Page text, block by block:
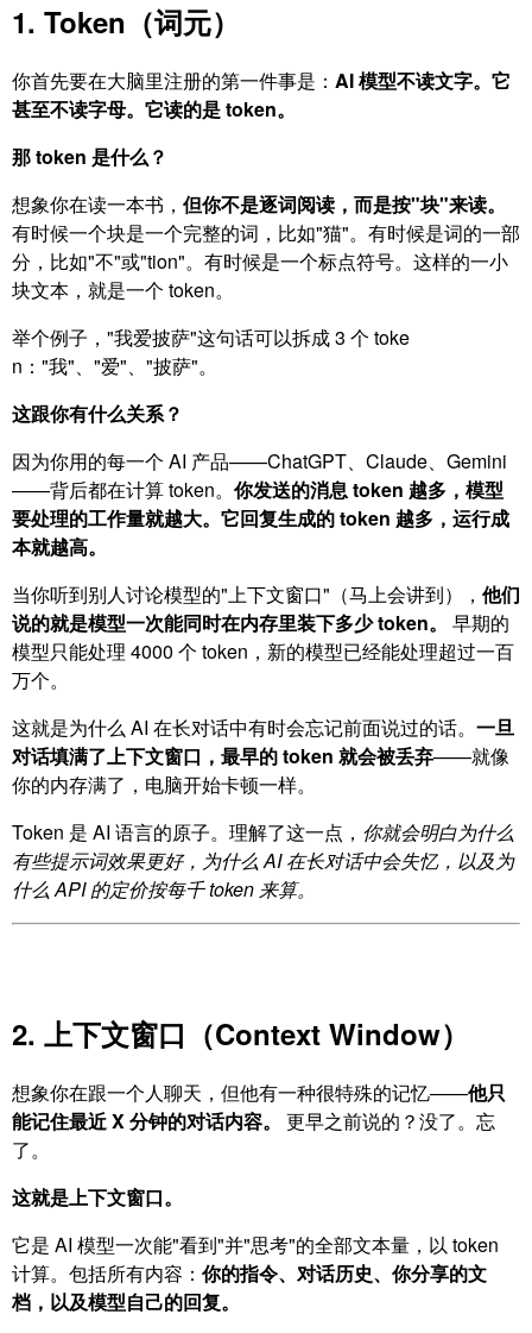
1. Token（词元）
你首先要在大脑里注册的第一件事是： AI 模型不读文字。它
甚至不读字母。它读的是 token。
那 token 是什么？
想象你在读一本书， 但你不是逐词阅读，而是按"块"来读。
有时候一个块是一个完整的词，比如"猫"。有时候是词的一部
分，比如"不"或"tion"。有时候是一个标点符号。这样的一小
块文本，就是一个 token。
举个例子，"我爱披萨"这句话可以拆成 3 个 toke
n："我"、"爱"、"披萨"。
这跟你有什么关系？
因为你用的每一个 AI 产品——ChatGPT、Claude、Gemini
——背后都在计算 token。 你发送的消息 token 越多，模型
要处理的工作量就越大。它回复生成的 token 越多，运行成
本就越高。
当你听到别人讨论模型的"上下文窗口"（马上会讲到）， 他们
说的就是模型一次能同时在内存里装下多少 token。
早期的
模型只能处理 4000 个 token，新的模型已经能处理超过一百
万个。
这就是为什么 AI 在长对话中有时会忘记前面说过的话。 一旦
对话填满了上下文窗口，最早的 token 就会被丢弃——就像
你的内存满了，电脑开始卡顿一样。
Token 是 AI 语言的原子。理解了这一点， 你就会明白为什么
有些提示词效果更好，为什么 AI 在长对话中会失忆，以及为
什么 API 的定价按每千 token 来算。
2. 上下文窗口（Context Window）
想象你在跟一个人聊天，但他有一种很特殊的记忆——他只
能记住最近 X 分钟的对话内容。
更早之前说的？没了。忘
了。
这就是上下文窗口。
它是 AI 模型一次能"看到"并"思考"的全部文本量，以 token
计算。包括所有内容： 你的指令、对话历史、你分享的文
档，以及模型自己的回复。